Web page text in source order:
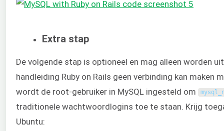
Extra stap
De volgende stap is optioneel en mag alleen worden
handleiding Ruby on Rails geen verbinding kan maken
wordt de root-gebruiker in MySQL ingesteld om
traditionele wachtwoordlogins toe te staan. Krijg
Ubuntu: